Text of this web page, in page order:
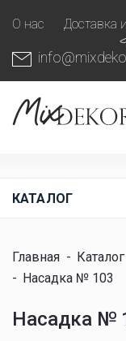
О нас Доставка
КАТАЛОГ
Главная - Каталог
- Насадка № 103
Насадка №